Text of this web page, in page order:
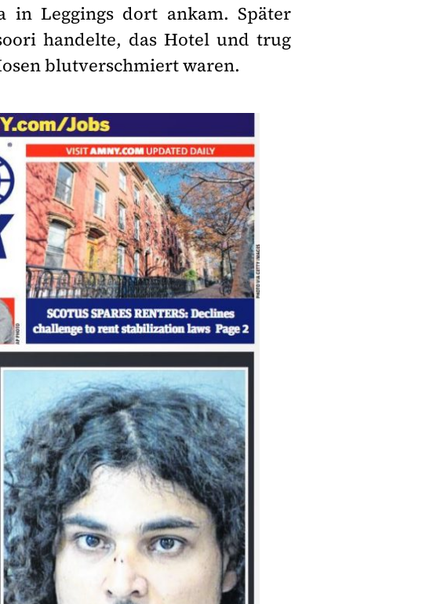
in Leggings dort ankam. Später
handelte, das Hotel und trug
blutverschmiert waren.